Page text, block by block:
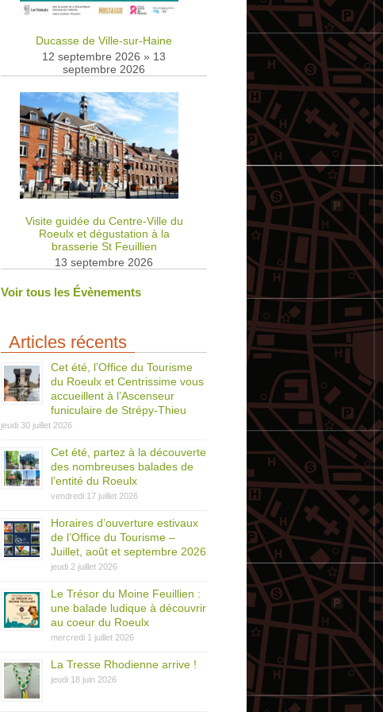
Ducasse de Ville-sur-Haine
12 septembre 2026 » 13
septembre 2026
Visite guidée du Centre-Ville du
Roeulx et dégustation à la
brasserie St Feuillien
13 septembre 2026
Voir tous les Évènements
Articles récents
Cet été, l’Office du Tourisme
du Roeulx et Centrissime vous
accueillent à l’Ascenseur
funiculaire de Strépy-Thieu
jeudi 30 juillet 2026
Cet été, partez à la découverte
des nombreuses balades de
l’entité du Roeulx
vendredi 17 juillet 2026
Horaires d’ouverture estivaux
de l’Office du Tourisme –
Juillet, août et septembre 2026
jeudi 2 juillet 2026
Le Trésor du Moine Feuillien :
une balade ludique à découvrir
au coeur du Roeulx
mercredi 1 juillet 2026
La Tresse Rhodienne arrive !
jeudi 18 juin 2026